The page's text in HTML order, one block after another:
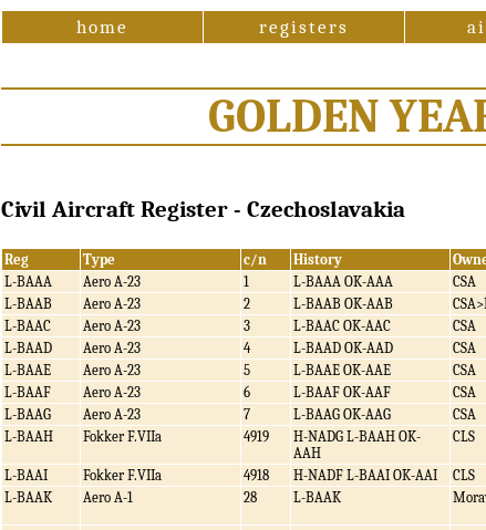
home registers
GOLDEN
Civil Aircraft Register - Czechoslavakia
Reg Type c/n History
L-BAAA
Aero A-23 1 L-BAAA OK-AAA CSA
L-BAAB
Aero A-23 2 L-BAAB OK-AAB
L-BAAC
Aero A-23 3 L-BAAC OK-AAC CSA
L-BAAD
Aero A-23 4 L-BAAD OK-AAD CSA
L-BAAE
Aero A-23 5 L-BAAE OK-AAE CSA
L-BAAF
Aero A-23 6 L-BAAF OK-AAF CSA
L-BAAG
Aero A-23 7 L-BAAG OK-AAG CSA
L-BAAH
Fokker F.VIIa 4919
H-NADG L-BAAH OK-
AAH
CLS
L-BAAI Fokker F.VIIa 4918 H-NADF L-BAAI OK-AAI CLS
L-BAAK
Aero A-1 28 L-BAAK